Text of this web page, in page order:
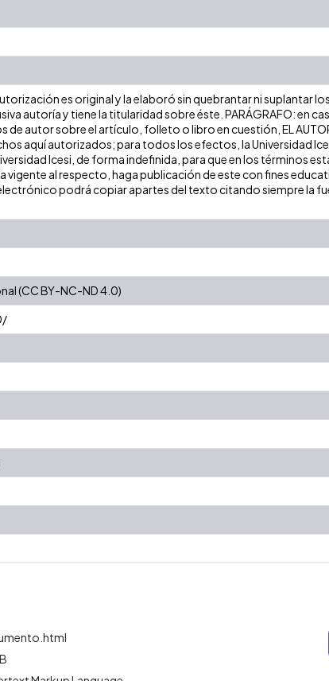
es original y la elaboró sin quebrantar ni suplantar
autoría y tiene la titularidad sobre éste. PARÁGRAFO: en
autor sobre el artículo, folleto o libro en cuestión, EL
aquí autorizados; para todos los efectos, la Universidad
Icesi, de forma indefinida, para que en los términos
vigente al respecto, haga publicación de este con fines
podrá copiar apartes del texto citando siempre la
(CC BY-NC-ND 4.0)